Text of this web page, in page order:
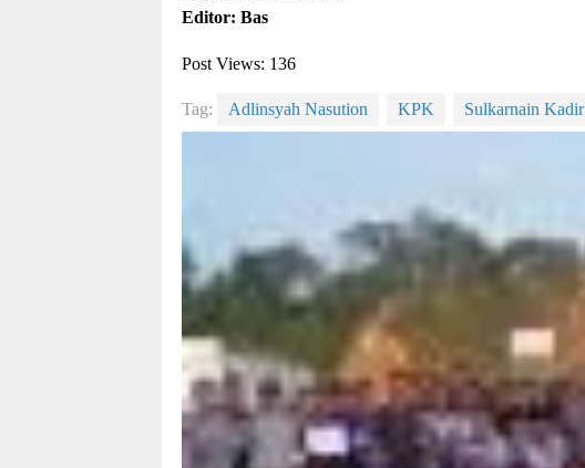
Editor: Bas
Post Views: 136
Tag: Adlinsyah Nasution KPK Sulkarnain Kadir